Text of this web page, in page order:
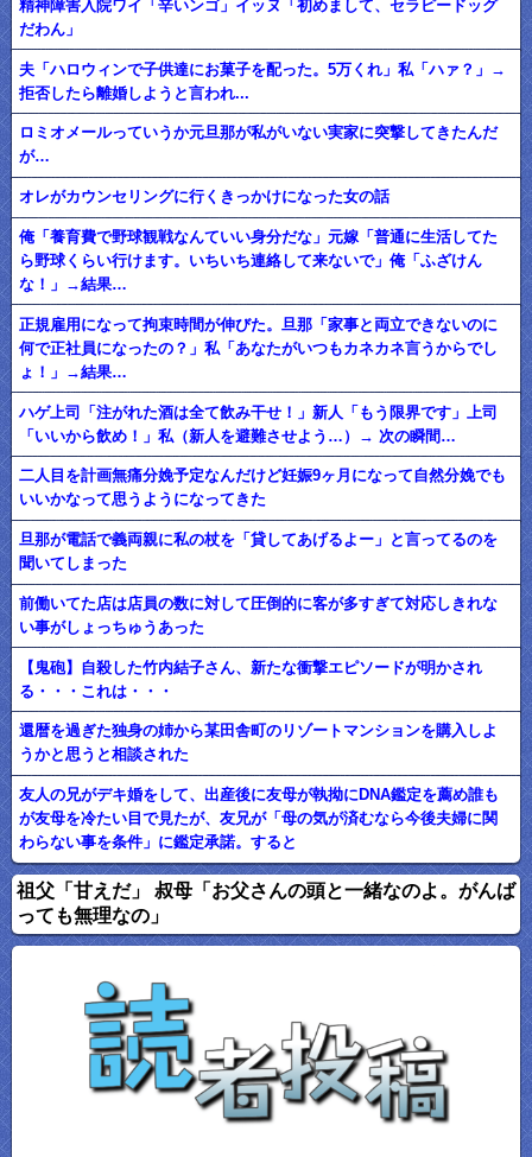
精神障害入院ワイ「辛いンゴ」イッヌ「初めまして、セラピードッグ
だわん」
夫「ハロウィンで子供達にお菓子を配った。5万くれ」私「ハァ？」→
拒否したら離婚しようと言われ...
ロミオメールっていうか元旦那が私がいない実家に突撃してきたんだ
が…
オレがカウンセリングに行くきっかけになった女の話
俺「養育費で野球観戦なんていい身分だな」元嫁「普通に生活してた
ら野球くらい行けます。いちいち連絡して来ないで」俺「ふざけん
な！」→結果…
正規雇用になって拘束時間が伸びた。旦那「家事と両立できないのに
何で正社員になったの？」私「あなたがいつもカネカネ言うからでし
ょ！」→結果…
ハゲ上司「注がれた酒は全て飲み干せ！」新人「もう限界です」上司
「いいから飲め！」私（新人を避難させよう…）→ 次の瞬間…
二人目を計画無痛分娩予定なんだけど妊娠9ヶ月になって自然分娩でも
いいかなって思うようになってきた
旦那が電話で義両親に私の杖を「貸してあげるよー」と言ってるのを
聞いてしまった
前働いてた店は店員の数に対して圧倒的に客が多すぎて対応しきれな
い事がしょっちゅうあった
【鬼砲】自殺した竹内結子さん、新たな衝撃エピソードが明かされ
る・・・これは・・・
還暦を過ぎた独身の姉から某田舎町のリゾートマンションを購入しよ
うかと思うと相談された
友人の兄がデキ婚をして、出産後に友母が執拗にDNA鑑定を薦め誰も
が友母を冷たい目で見たが、友兄が「母の気が済むなら今後夫婦に関
わらない事を条件」に鑑定承諾。すると
祖父「甘えだ」 叔母「お父さんの頭と一緒なのよ。がんば
っても無理なの」